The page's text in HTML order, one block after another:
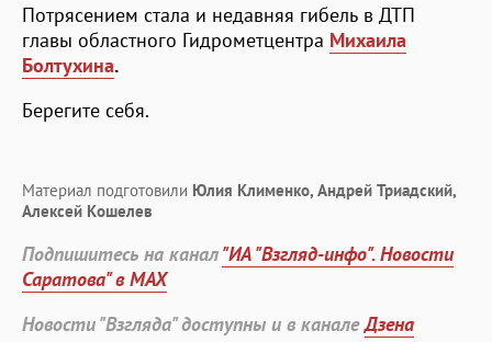
Потрясением стала и недавняя гибель в ДТП
главы областного Гидрометцентра Михаила
Болтухина.
Берегите себя.
Материал подготовили Юлия Клименко, Андрей Триадский,
Алексей Кошелев
Подпишитесь на канал"ИА "Взгляд-инфо". Новости
Саратова" в MAX
Новости "Взгляда" доступны и в каналеДзена